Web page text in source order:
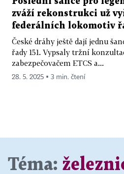
zváží rekonstrukci už
federálních lokomotiv
České dráhy ještě dají jednu
řady 151. Vypsaly tržní
zabezpečovačem ETCS a...
28. 5. 2025 ▪ 3 min. čtení
Téma: